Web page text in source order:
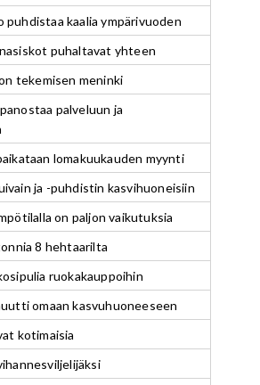
puhdistaa kaalia ympärivuoden
puhaltavat yhteen
tekemisen meninki
palveluun ja
lomakuukauden myynti
ja -puhdistin kasvihuoneisiin
on paljon vaikutuksia
8 hehtaarilta
ruokakauppoihin
omaan kasvuhuoneeseen
kotimaisia